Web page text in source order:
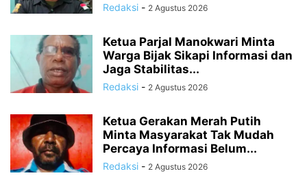
Redaksi - 2 Agustus 2026
Ketua Parjal Manokwari Minta
Warga Bijak Sikapi Informasi dan
Jaga Stabilitas...
Redaksi - 2 Agustus 2026
Ketua Gerakan Merah Putih
Minta Masyarakat Tak Mudah
Percaya Informasi Belum...
Redaksi - 2 Agustus 2026